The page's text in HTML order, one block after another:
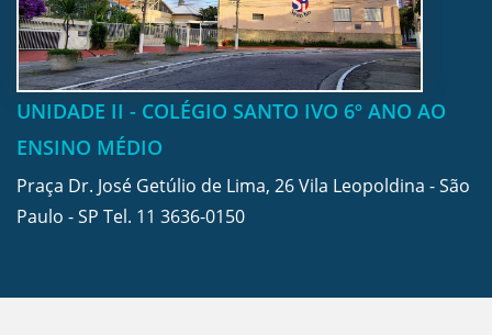
UNIDADE II - COLÉGIO SANTO IVO 6º ANO AO
ENSINO MÉDIO
Praça Dr. José Getúlio de Lima, 26 Vila Leopoldina - São
Paulo - SP Tel. 11 3636-0150